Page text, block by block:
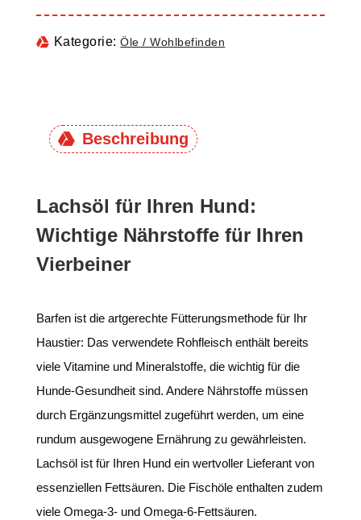
Kategorie:Öle / Wohlbefinden
Beschreibung
Lachsöl für Ihren Hund:
Wichtige Nährstoffe für Ihren
Vierbeiner
Barfen ist die artgerechte Fütterungsmethode für Ihr
Haustier: Das verwendete Rohfleisch enthält bereits
viele Vitamine und Mineralstoffe, die wichtig für die
Hunde-Gesundheit sind. Andere Nährstoffe müssen
durch Ergänzungsmittel zugeführt werden, um eine
rundum ausgewogene Ernährung zu gewährleisten.
Lachsöl ist für Ihren Hund ein wertvoller Lieferant von
essenziellen Fettsäuren. Die Fischöle enthalten zudem
viele Omega-3- und Omega-6-Fettsäuren.